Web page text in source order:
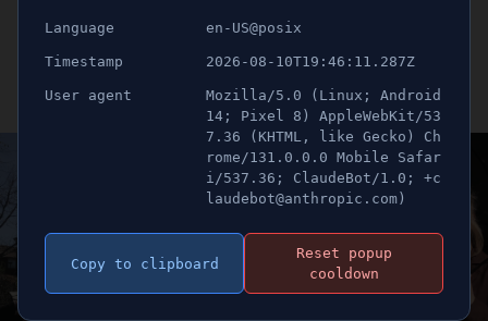
hjärta blöder”
Publicerad 14 maj 2023 11:19
Language en-US@posix
Timestamp 2026-08-10T19:46:11.287Z
User agent
Mozilla/5.0 (Linux; Android
14; Pixel 8) AppleWebKit/53
7.36 (KHTML, like Gecko) Ch
rome/131.0.0.0 Mobile Safar
i/537.36; ClaudeBot/1.0; +c
laudebot@anthropic.com)
Copy to clipboard
Reset popup
cooldown